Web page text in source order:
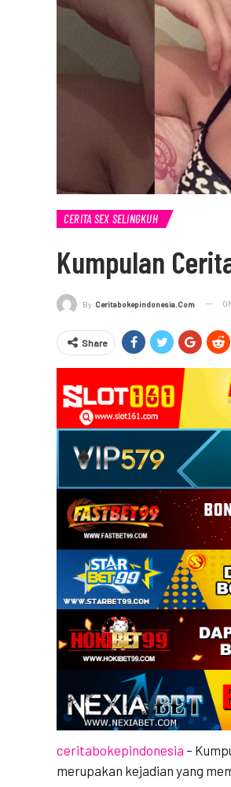
CERITA SEX SELINGKUH
Kumpulan
By Ceritabokepindonesia.com
Share
ceritabokepindonesia –
merupakan kejadian yang